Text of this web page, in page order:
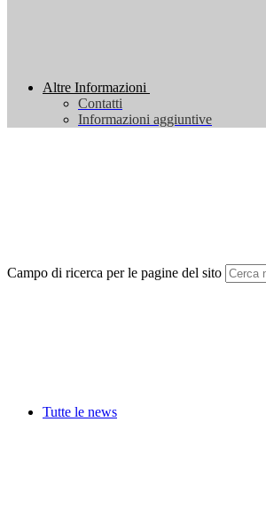
Altre Informazioni
Contatti
Informazioni aggiuntive
Campo di ricerca per le pagine del sito
Tutte le news